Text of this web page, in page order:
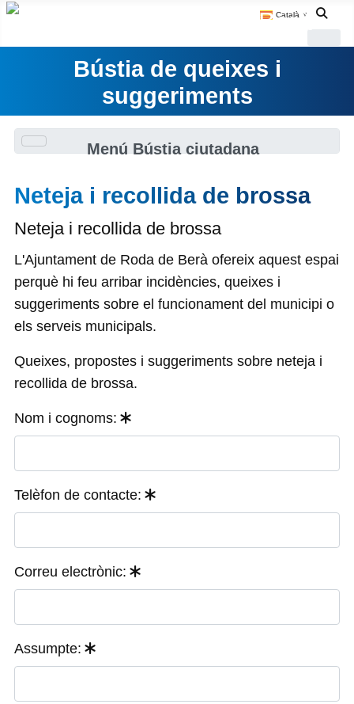
Català ▼
Bústia de queixes i
suggeriments
Menú Bústia ciutadana
Neteja i recollida de brossa
Neteja i recollida de brossa
L'Ajuntament de Roda de Berà ofereix aquest espai
perquè hi feu arribar incidències, queixes i
suggeriments sobre el funcionament del municipi o
els serveis municipals.
Queixes, propostes i suggeriments sobre neteja i
recollida de brossa.
Nom i cognoms:
Telèfon de contacte:
Correu electrònic:
Assumpte: